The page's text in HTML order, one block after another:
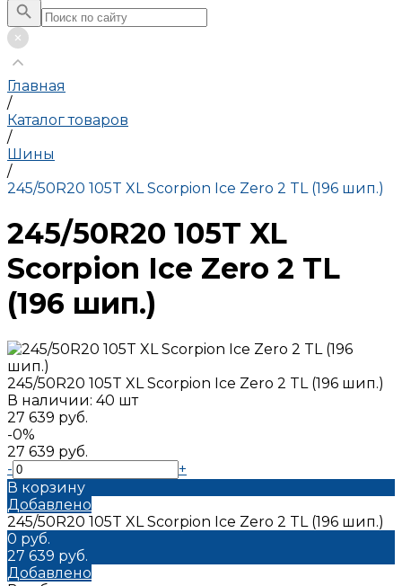
Главная
/
Каталог товаров
/
Шины
/
245/50R20 105T XL Scorpion Ice Zero 2 TL (196 шип.)
245/50R20 105T XL
Scorpion Ice Zero 2 TL
(196 шип.)
245/50R20 105T XL Scorpion Ice Zero 2 TL (196 шип.)
В наличии: 40 шт
27 639 руб.
-0%
27 639 руб.
-
+
В корзину
Добавлено
245/50R20 105T XL Scorpion Ice Zero 2 TL (196 шип.)
0 руб.
27 639 руб.
Добавлено